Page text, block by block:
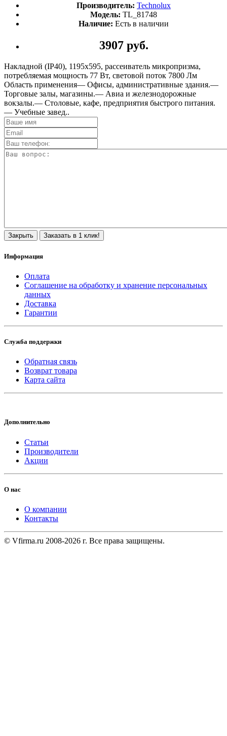
Производитель: Technolux
Модель: TL_81748
Наличие: Есть в наличии
3907 руб.
Накладной (IP40), 1195х595, рассеиватель микропризма,
потребляемая мощность 77 Вт, световой поток 7800 Лм
Область применения— Офисы, административные здания.—
Торговые залы, магазины.— Авиа и железнодорожные
вокзалы.— Столовые, кафе, предприятия быстрого питания.
— Учебные завед..
Закрыть Заказать в 1 клик!
Информация
Оплата
Соглашение на обработку и хранение персональных
данных
Доставка
Гарантии
Служба поддержки
Обратная связь
Возврат товара
Карта сайта
Дополнительно
Статьи
Производители
Акции
О нас
О компании
Контакты
© Vfirma.ru 2008-2026 г. Все права защищены.